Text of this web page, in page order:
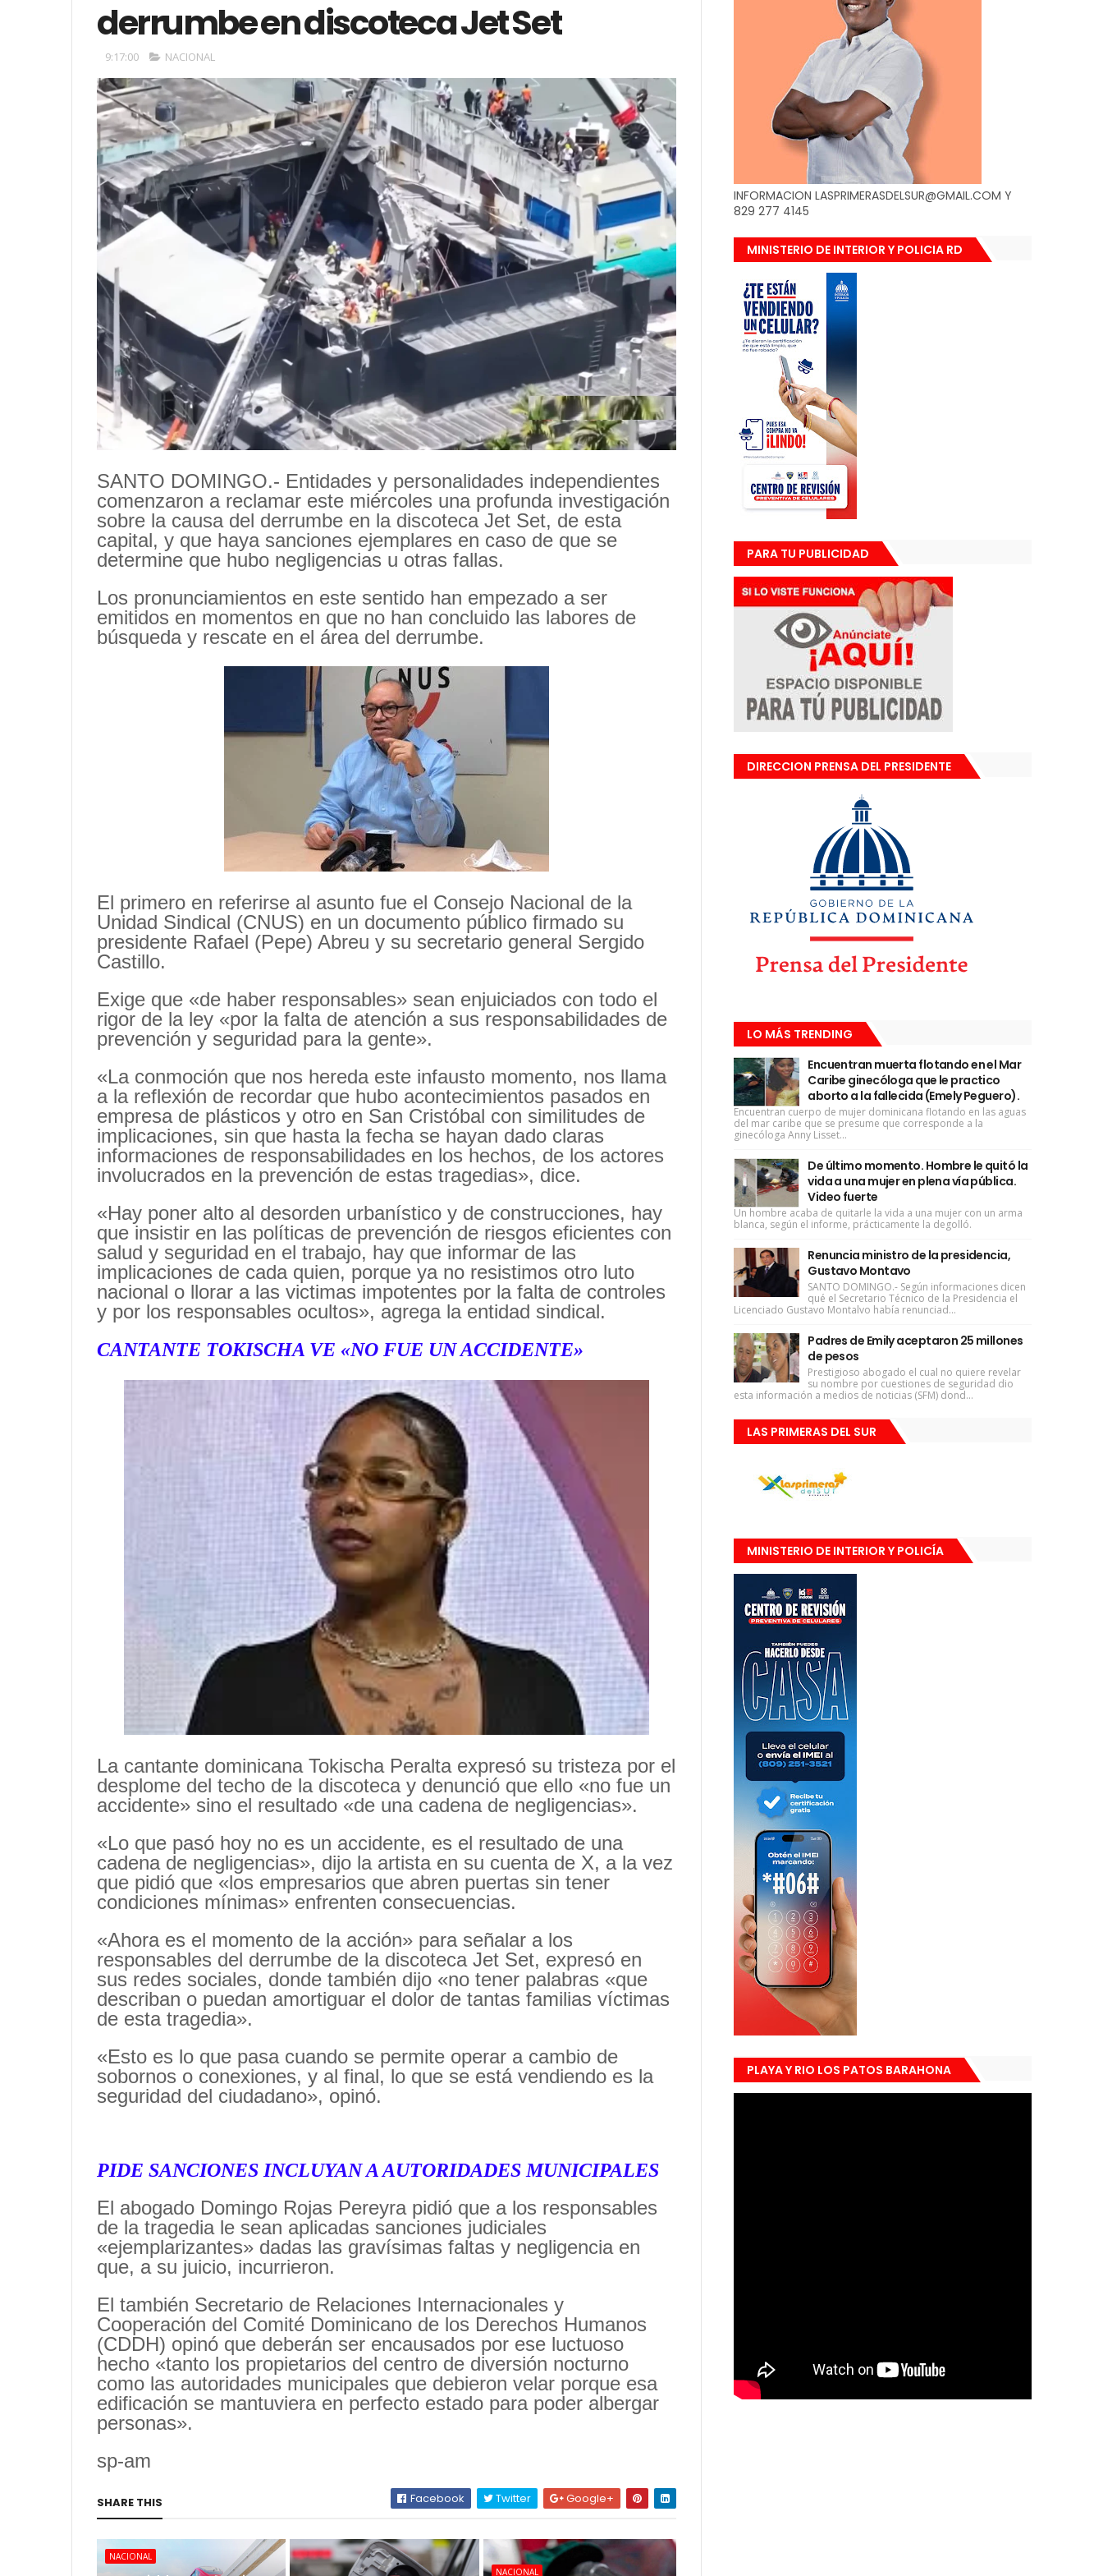
derrumbe en discoteca Jet Set
9:17:00 NACIONAL
SANTO DOMINGO.- Entidades y personalidades independientes
comenzaron a reclamar este miércoles una profunda investigación
sobre la causa del derrumbe en la discoteca Jet Set, de esta
capital, y que haya sanciones ejemplares en caso de que se
determine que hubo negligencias u otras fallas.
Los pronunciamientos en este sentido han empezado a ser
emitidos en momentos en que no han concluido las labores de
búsqueda y rescate en el área del derrumbe.
El primero en referirse al asunto fue el Consejo Nacional de la
Unidad Sindical (CNUS) en un documento público firmado su
presidente Rafael (Pepe) Abreu y su secretario general Sergido
Castillo.
Exige que «de haber responsables» sean enjuiciados con todo el
rigor de la ley «por la falta de atención a sus responsabilidades de
prevención y seguridad para la gente».
«La conmoción que nos hereda este infausto momento, nos llama
a la reflexión de recordar que hubo acontecimientos pasados en
empresa de plásticos y otro en San Cristóbal con similitudes de
implicaciones, sin que hasta la fecha se hayan dado claras
informaciones de responsabilidades en los hechos, de los actores
involucrados en la prevención de estas tragedias», dice.
«Hay poner alto al desorden urbanístico y de construcciones, hay
que insistir en las políticas de prevención de riesgos eficientes con
salud y seguridad en el trabajo, hay que informar de las
implicaciones de cada quien, porque ya no resistimos otro luto
nacional o llorar a las victimas impotentes por la falta de controles
y por los responsables ocultos», agrega la entidad sindical.
CANTANTE TOKISCHA VE «NO FUE UN ACCIDENTE»
La cantante dominicana Tokischa Peralta expresó su tristeza por el
desplome del techo de la discoteca y denunció que ello «no fue un
accidente» sino el resultado «de una cadena de negligencias».
«Lo que pasó hoy no es un accidente, es el resultado de una
cadena de negligencias», dijo la artista en su cuenta de X, a la vez
que pidió que «los empresarios que abren puertas sin tener
condiciones mínimas» enfrenten consecuencias.
«Ahora es el momento de la acción» para señalar a los
responsables del derrumbe de la discoteca Jet Set, expresó en
sus redes sociales, donde también dijo «no tener palabras «que
describan o puedan amortiguar el dolor de tantas familias víctimas
de esta tragedia».
«Esto es lo que pasa cuando se permite operar a cambio de
sobornos o conexiones, y al final, lo que se está vendiendo es la
seguridad del ciudadano», opinó.
PIDE SANCIONES INCLUYAN A AUTORIDADES MUNICIPALES
El abogado Domingo Rojas Pereyra pidió que a los responsables
de la tragedia le sean aplicadas sanciones judiciales
«ejemplarizantes» dadas las gravísimas faltas y negligencia en
que, a su juicio, incurrieron.
El también Secretario de Relaciones Internacionales y
Cooperación del Comité Dominicano de los Derechos Humanos
(CDDH) opinó que deberán ser encausados por ese luctuoso
hecho «tanto los propietarios del centro de diversión nocturno
como las autoridades municipales que debieron velar porque esa
edificación se mantuviera en perfecto estado para poder albergar
personas».
sp-am
SHARE THIS Facebook Twitter Google+
NACIONAL
NACIONAL
INFORMACION LASPRIMERASDELSUR@GMAIL.COM Y
829 277 4145
MINISTERIO DE INTERIOR Y POLICIA RD
PARA TU PUBLICIDAD
DIRECCION PRENSA DEL PRESIDENTE
LO MÁS TRENDING
Encuentran muerta flotando en el Mar
Caribe ginecóloga que le practico
aborto a la fallecida (Emely Peguero).
Encuentran cuerpo de mujer dominicana flotando en las aguas
del mar caribe que se presume que corresponde a la
ginecóloga Anny Lisset...
De último momento. Hombre le quitó la
vida a una mujer en plena vía pública.
Video fuerte
Un hombre acaba de quitarle la vida a una mujer con un arma
blanca, según el informe, prácticamente la degolló.
Renuncia ministro de la presidencia,
Gustavo Montavo
SANTO DOMINGO.- Según informaciones dicen
qué el Secretario Técnico de la Presidencia el
Licenciado Gustavo Montalvo había renunciad...
Padres de Emily aceptaron 25 millones
de pesos
Prestigioso abogado el cual no quiere revelar
su nombre por cuestiones de seguridad dio
esta información a medios de noticias (SFM) dond...
LAS PRIMERAS DEL SUR
MINISTERIO DE INTERIOR Y POLICÍA
PLAYA Y RIO LOS PATOS BARAHONA